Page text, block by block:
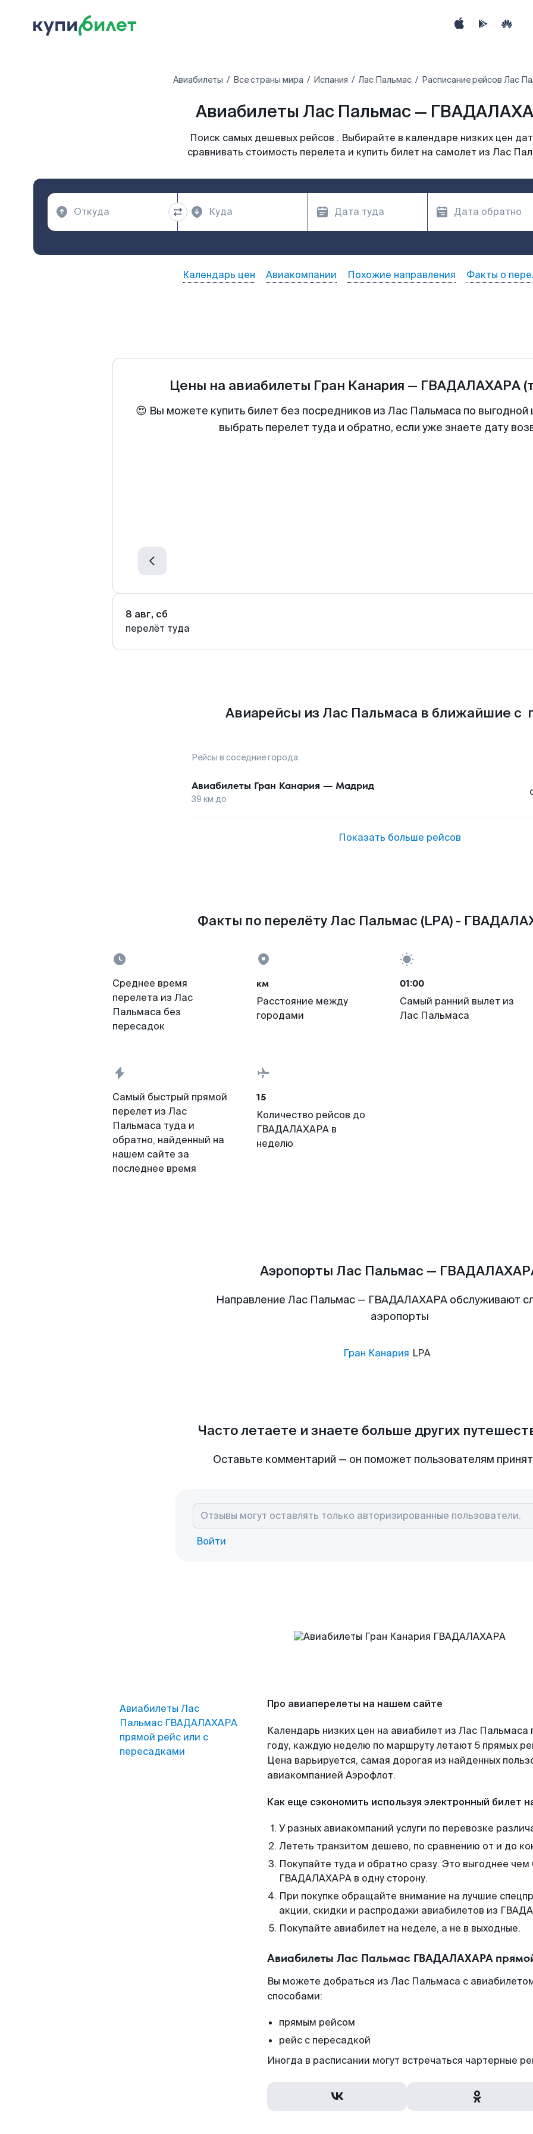
Авиабилеты Все страны мира Испания Лас Пальмас Расписание рейсов Лас
Авиабилеты Лас Пальмас —
Поиск самых дешевых рейсов . Выбирайте в календаре низких цен
сравнивать стоимость перелета и купить билет на самолет из Лас
Календарь цен Авиакомпании Похожие направления Факты о
Цены на авиабилеты Гран Канария — ГВАДАЛАХАРА
😍 Вы можете купить билет без посредников из Лас Пальмаса по
выбрать перелет туда и обратно, если уже знаете дату
8 авг, сб
перелёт туда
Авиарейсы из Лас Пальмаса в ближайшие с
Рейсы в соседние города
Авиабилеты Гран Канария — Мадрид
39 км до
Показать больше рейсов
Факты по перелёту Лас Пальмас (LPA) -
Среднее время
перелета из Лас
Пальмаса без
пересадок
км
Расстояние между
городами
01:00
Самый ранний вылет из
Лас Пальмаса
Самый быстрый прямой
перелет из Лас
Пальмаса туда и
обратно, найденный на
нашем сайте за
последнее время
15
Количество рейсов до
ГВАДАЛАХАРА в
неделю
Аэропорты Лас Пальмас —
Направление Лас Пальмас — ГВАДАЛАХАРА обслуживают
аэропорты
Гран Канария LPA
Часто летаете и знаете больше других
Оставьте комментарий — он поможет пользователям
Войти
Авиабилеты Лас
Пальмас ГВАДАЛАХАРА
прямой рейс или с
пересадками
Про авиаперелеты на нашем сайте
Календарь низких цен на авиабилет из Лас
году, каждую неделю по маршруту летают 5 прямых
Цена варьируется, самая дорогая из найденных
авиакомпанией Аэрофлот.
Как еще сэкономить используя электронный билет
У разных авиакомпаний услуги по перевозке
Лететь транзитом дешево, по сравнению от и до
Покупайте туда и обратно сразу. Это выгоднее
ГВАДАЛАХАРА в одну сторону.
При покупке обращайте внимание на лучшие
акции, скидки и распродажи авиабилетов из
Покупайте авиабилет на неделе, а не в выходные.
Авиабилеты Лас Пальмас ГВАДАЛАХАРА
Вы можете добраться из Лас Пальмаса с
способами:
прямым рейсом
рейс с пересадкой
Иногда в расписании могут встречаться чартерные